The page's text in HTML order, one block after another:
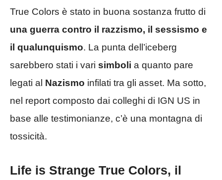
True Colors è stato in buona sostanza frutto di
una guerra contro il razzismo, il sessismo e
il qualunquismo. La punta dell’iceberg
sarebbero stati i vari simboli a quanto pare
legati al Nazismo infilati tra gli asset. Ma sotto,
nel report composto dai colleghi di IGN US in
base alle testimonianze, c’è una montagna di
tossicità.
Life is Strange True Colors, il